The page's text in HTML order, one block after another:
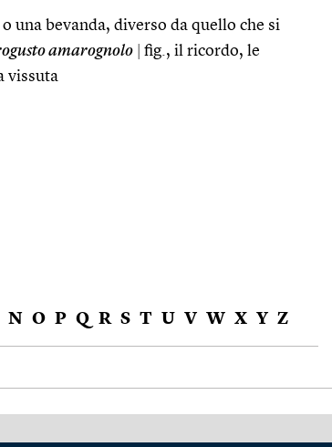
una bevanda, diverso da quello che si
amarognolo
fig., il ricordo, le
vissuta
N O P Q R S T U V W X Y Z